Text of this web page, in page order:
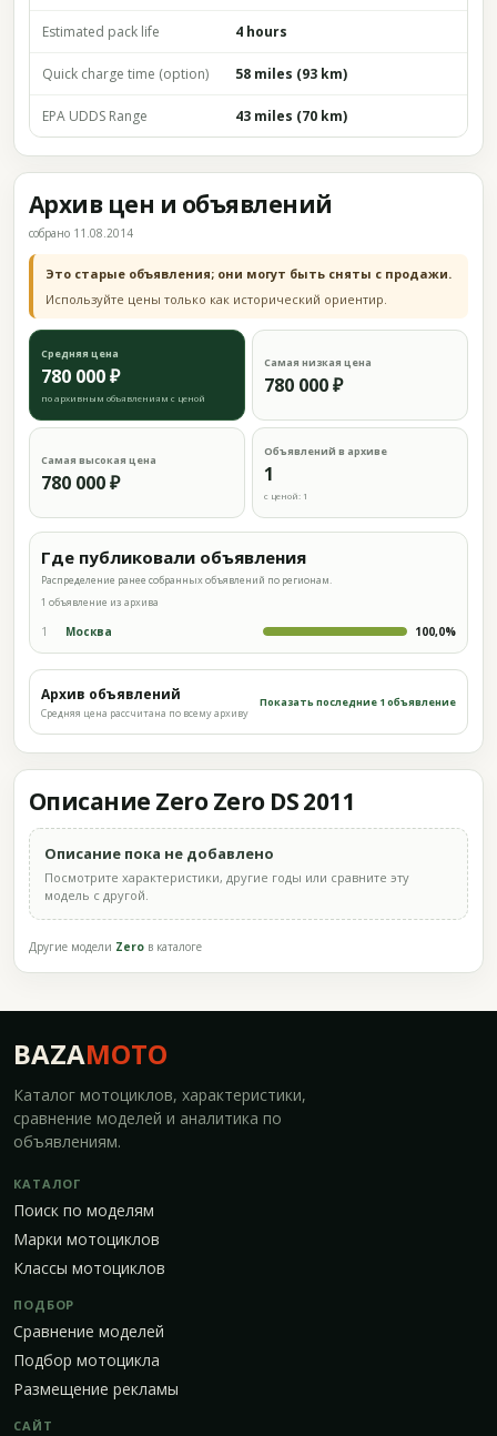
Estimated pack life 4 hours
Quick charge time (option) 58 miles (93 km)
EPA UDDS Range 43 miles (70 km)
Архив цен и объявлений
собрано 11.08.2014
Это старые объявления; они могут быть сняты с продажи.
Используйте цены только как исторический ориентир.
Средняя цена
780 000 ₽
по архивным объявлениям с ценой
Самая низкая цена
780 000 ₽
Самая высокая цена
780 000 ₽
Объявлений в архиве
1
с ценой: 1
Где публиковали объявления
Распределение ранее собранных объявлений по регионам.
1 объявление из архива
1 Москва 100,0%
Архив объявлений
Средняя цена рассчитана по всему архиву
Показать последние 1 объявление
Описание Zero Zero DS 2011
Описание пока не добавлено
Посмотрите характеристики, другие годы или сравните эту
модель с другой.
Другие модели Zero в каталоге
BAZAMOTO
Каталог мотоциклов, характеристики,
сравнение моделей и аналитика по
объявлениям.
КАТАЛОГ
Поиск по моделям
Марки мотоциклов
Классы мотоциклов
ПОДБОР
Сравнение моделей
Подбор мотоцикла
Размещение рекламы
САЙТ